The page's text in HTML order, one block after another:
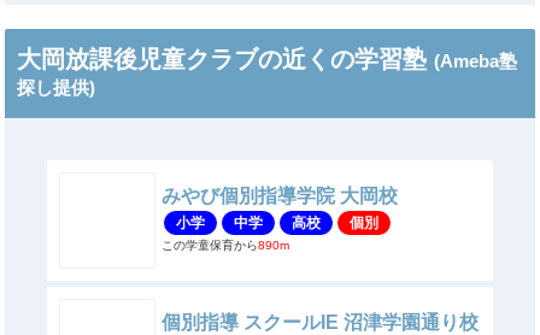
大岡放課後児童クラブの近くの学習塾 (Ameba塾
探し提供)
みやび個別指導学院 大岡校
小学 中学 高校 個別
この学童保育から890m
個別指導 スクールIE 沼津学園通り校